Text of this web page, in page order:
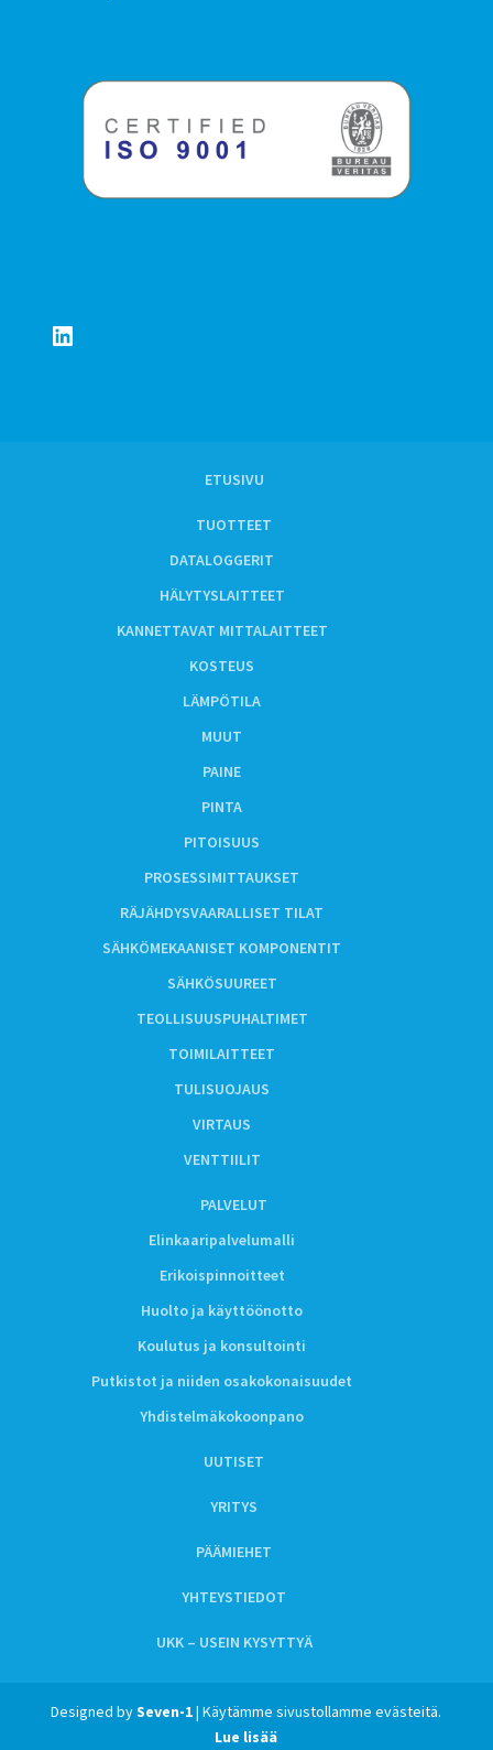
LinkedIn
ETUSIVU
TUOTTEET
DATALOGGERIT
HÄLYTYSLAITTEET
KANNETTAVAT MITTALAITTEET
KOSTEUS
LÄMPÖTILA
MUUT
PAINE
PINTA
PITOISUUS
PROSESSIMITTAUKSET
RÄJÄHDYSVAARALLISET TILAT
SÄHKÖMEKAANISET KOMPONENTIT
SÄHKÖSUUREET
TEOLLISUUSPUHALTIMET
TOIMILAITTEET
TULISUOJAUS
VIRTAUS
VENTTIILIT
PALVELUT
Elinkaaripalvelumalli
Erikoispinnoitteet
Huolto ja käyttöönotto
Koulutus ja konsultointi
Putkistot ja niiden osakokonaisuudet
Yhdistelmäkokoonpano
UUTISET
YRITYS
PÄÄMIEHET
YHTEYSTIEDOT
UKK – USEIN KYSYTTYÄ
Designed bySeven-1| Käytämme sivustollamme evästeitä.
Lue lisää